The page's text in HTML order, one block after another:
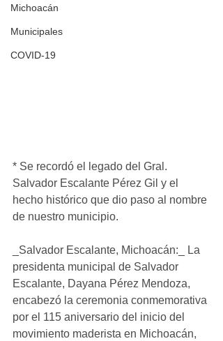
Michoacán
Municipales
COVID-19
* Se recordó el legado del Gral.
Salvador Escalante Pérez Gil y el
hecho histórico que dio paso al nombre
de nuestro municipio.
_Salvador Escalante, Michoacán:_ La
presidenta municipal de Salvador
Escalante, Dayana Pérez Mendoza,
encabezó la ceremonia conmemorativa
por el 115 aniversario del inicio del
movimiento maderista en Michoacán,